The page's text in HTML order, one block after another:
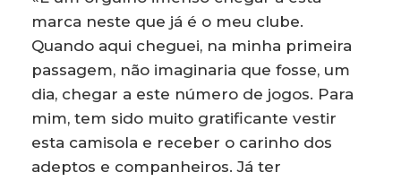
marca neste que já é o meu clube.
Quando aqui cheguei, na minha primeira
passagem, não imaginaria que fosse, um
dia, chegar a este número de jogos. Para
mim, tem sido muito gratificante vestir
esta camisola e receber o carinho dos
adeptos e companheiros. Já ter